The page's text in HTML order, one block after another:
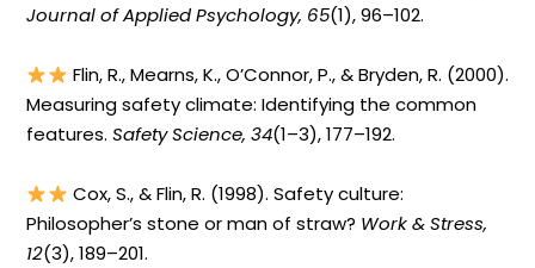
Journal of Applied Psychology, 65(1), 96–102.
Flin, R., Mearns, K., O’Connor, P., & Bryden, R. (2000).
Measuring safety climate: Identifying the common
features.Safety Science, 34(1–3), 177–192.
Cox, S., & Flin, R. (1998). Safety culture:
Philosopher’s stone or man of straw? Work & Stress,
12(3), 189–201.